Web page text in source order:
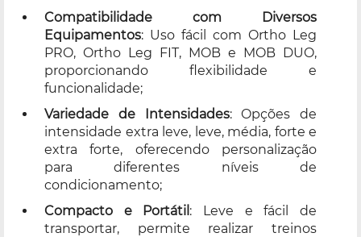
Compatibilidade com Diversos
Equipamentos: Uso fácil com Ortho Leg
PRO, Ortho Leg FIT, MOB e MOB DUO,
proporcionando flexibilidade e
funcionalidade;
Variedade de Intensidades: Opções de
intensidade extra leve, leve, média, forte e
extra forte, oferecendo personalização
para diferentes níveis de
condicionamento;
Compacto e Portátil : Leve e fácil de
transportar, permite realizar treinos